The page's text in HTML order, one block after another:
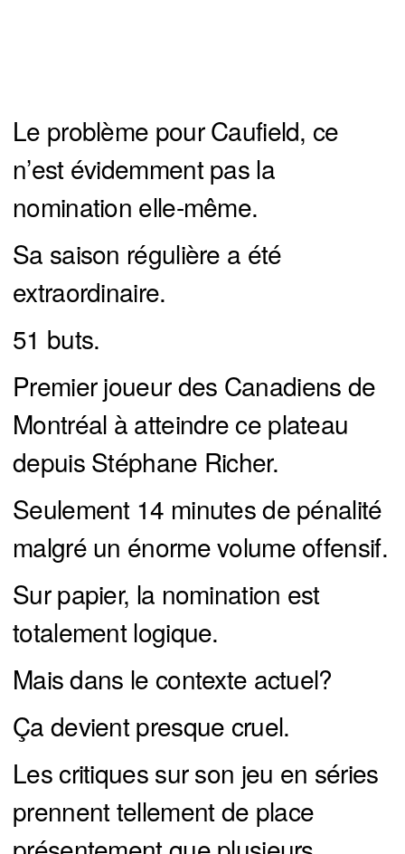
Le problème pour Caufield, ce
n’est évidemment pas la
nomination elle-même.
Sa saison régulière a été
extraordinaire.
51 buts.
Premier joueur des Canadiens de
Montréal à atteindre ce plateau
depuis Stéphane Richer.
Seulement 14 minutes de pénalité
malgré un énorme volume offensif.
Sur papier, la nomination est
totalement logique.
Mais dans le contexte actuel?
Ça devient presque cruel.
Les critiques sur son jeu en séries
prennent tellement de place